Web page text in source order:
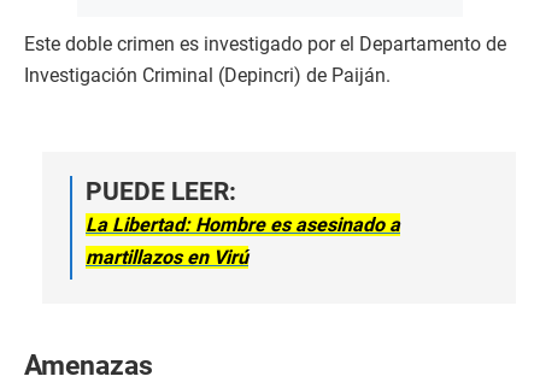
Este doble crimen es investigado por el Departamento de
Investigación Criminal (Depincri) de Paiján.
PUEDE LEER:
La Libertad: Hombre es asesinado a
martillazos en Virú
Amenazas